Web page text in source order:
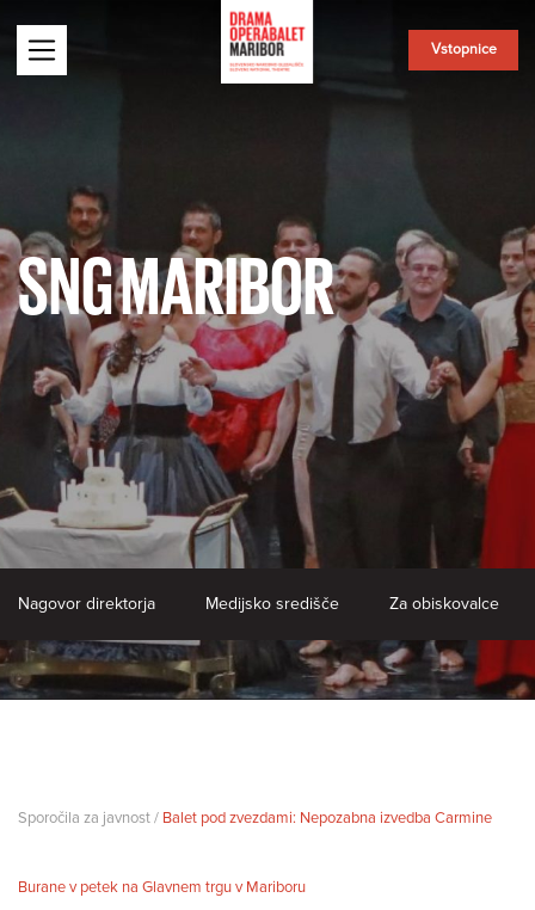
Vstopnice
SNG MARIBOR
Nagovor direktorja Medijsko središče Za obiskovalce
Sporočila za javnost / Balet pod zvezdami: Nepozabna izvedba Carmine
Burane v petek na Glavnem trgu v Mariboru